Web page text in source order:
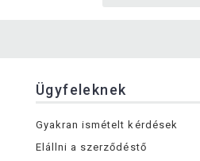
Ügyfeleknek
Gyakran ismételt kérdések
Elállni a szerződéstő